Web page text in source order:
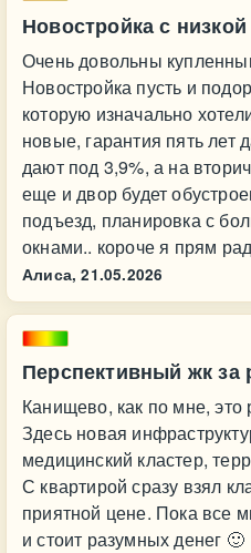
Новостройка с
Очень довольны
Новостройка пусть и
которую изначально
новые, гарантия пять лет
дают под 3,9%, а на
еще и двор будет
подъезд, планировка с
окнами.. короче я прям
Алиса, 21.05.2026
Перспективный жк за
Канищево, как по мне, это
Здесь новая
медицинский кластер,
С квартирой сразу взял
приятной цене. Пока все
и стоит разумных денег 🙂